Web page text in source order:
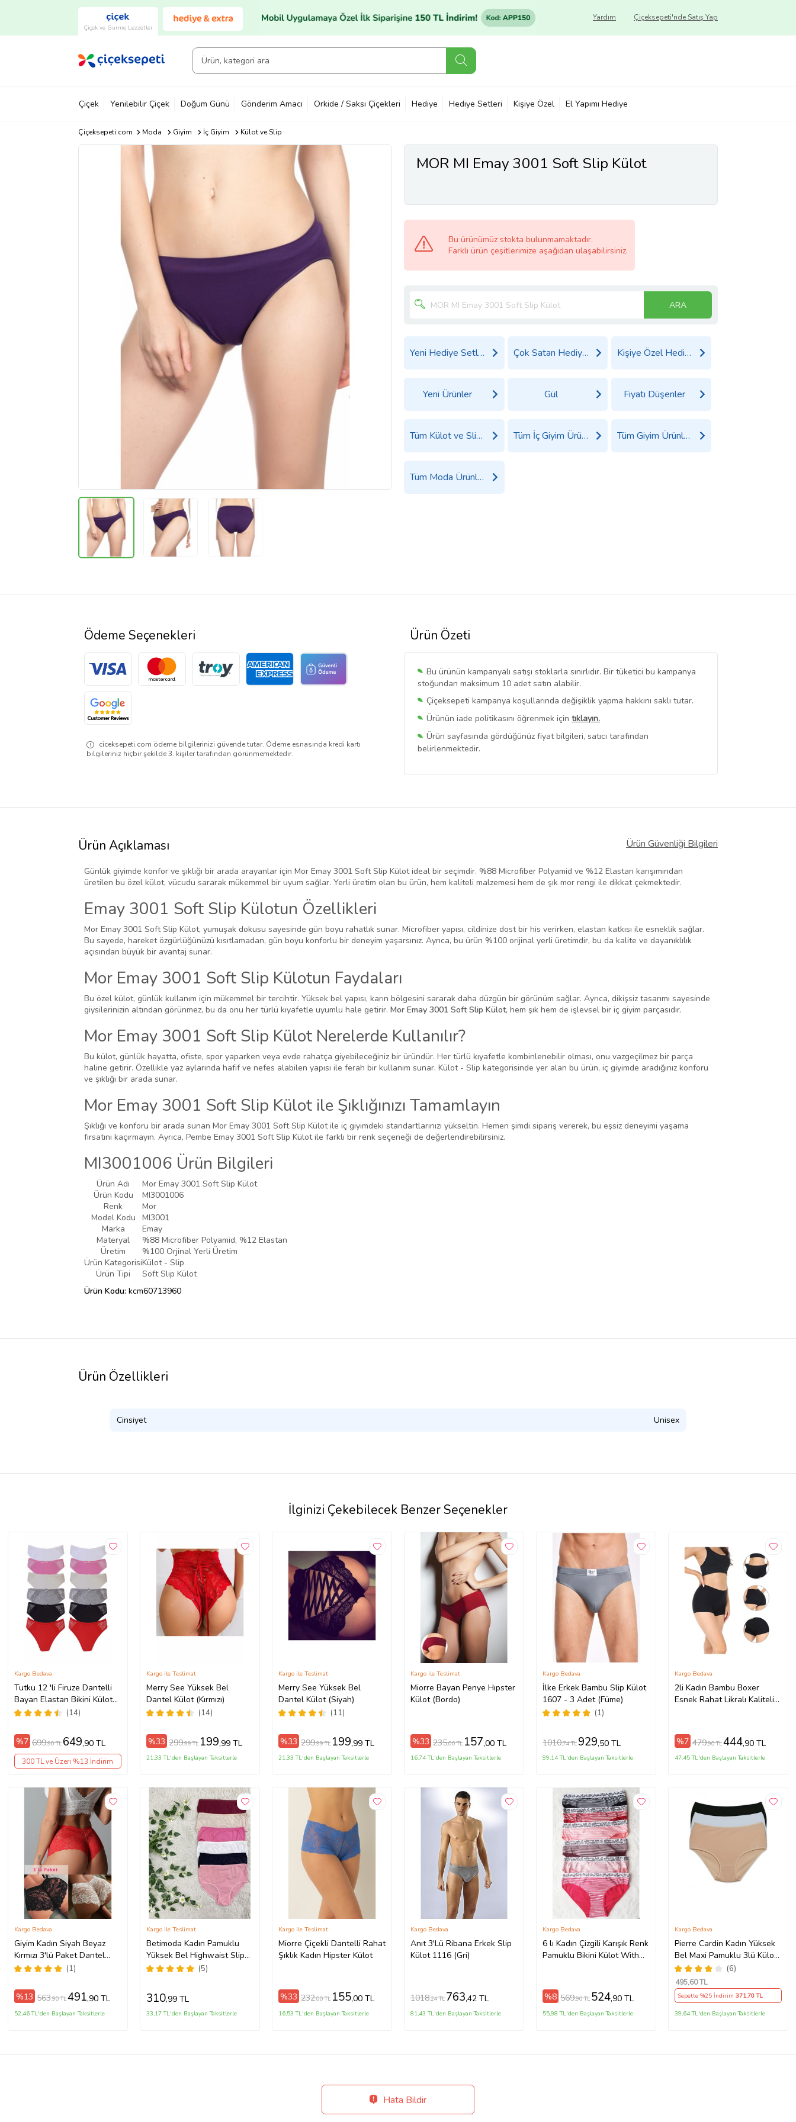
Çiçek ve Gurme Lezzetler
Çiçeksepeti'nde Satış Yap
Yardım
Çiçek Yenilebilir Çiçek Doğum Günü Gönderim Amacı Orkide / Saksı Çiçekleri Hediye Hediye Setleri Kişiye Özel El Yapımı Hediye
Çiçeksepeti.com Moda Giyim İç Giyim Külot ve Slip
MOR MI Emay 3001 Soft Slip Külot
Bu ürünümüz stokta bulunmamaktadır.
Farklı ürün çeşitlerimize aşağıdan ulaşabilirsiniz.
ARA
Yeni Hediye Setleri Çok Satan Hediyeler Kişiye Özel Hediyeler
Yeni Ürünler Gül Fiyatı Düşenler
Tüm Külot ve Slip Ürünleri Tüm İç Giyim Ürünleri Tüm Giyim Ürünleri
Tüm Moda Ürünleri
Ürün Özeti
Bu ürünün kampanyalı satışı stoklarla sınırlıdır. Bir tüketici bu kampanya
stoğundan maksimum 10 adet satın alabilir.
Çiçeksepeti kampanya koşullarında değişiklik yapma hakkını saklı tutar.
Ürünün iade politikasını öğrenmek için tıklayın.
Ürün sayfasında gördüğünüz fiyat bilgileri, satıcı tarafından
belirlenmektedir.
Ödeme Seçenekleri
ciceksepeti.com ödeme bilgilerinizi güvende tutar. Ödeme esnasında kredi kartı
bilgileriniz hiçbir şekilde 3. kişiler tarafından görünmemektedir.
Ürün Açıklaması Ürün Güvenliği Bilgileri
Günlük giyimde konfor ve şıklığı bir arada arayanlar için Mor Emay 3001 Soft Slip Külot ideal bir seçimdir. %88 Microfiber Polyamid ve %12 Elastan karışımından
üretilen bu özel külot, vücudu sararak mükemmel bir uyum sağlar. Yerli üretim olan bu ürün, hem kaliteli malzemesi hem de şık mor rengi ile dikkat çekmektedir.
Emay 3001 Soft Slip Külotun Özellikleri
Mor Emay 3001 Soft Slip Külot, yumuşak dokusu sayesinde gün boyu rahatlık sunar. Microfiber yapısı, cildinize dost bir his verirken, elastan katkısı ile esneklik sağlar.
Bu sayede, hareket özgürlüğünüzü kısıtlamadan, gün boyu konforlu bir deneyim yaşarsınız. Ayrıca, bu ürün %100 orijinal yerli üretimdir, bu da kalite ve dayanıklılık
açısından büyük bir avantaj sunar.
Mor Emay 3001 Soft Slip Külotun Faydaları
Bu özel külot, günlük kullanım için mükemmel bir tercihtir. Yüksek bel yapısı, karın bölgesini sararak daha düzgün bir görünüm sağlar. Ayrıca, dikişsiz tasarımı sayesinde
giysilerinizin altından görünmez, bu da onu her türlü kıyafetle uyumlu hale getirir. Mor Emay 3001 Soft Slip Külot, hem şık hem de işlevsel bir iç giyim parçasıdır.
Mor Emay 3001 Soft Slip Külot Nerelerde Kullanılır?
Bu külot, günlük hayatta, ofiste, spor yaparken veya evde rahatça giyebileceğiniz bir üründür. Her türlü kıyafetle kombinlenebilir olması, onu vazgeçilmez bir parça
haline getirir. Özellikle yaz aylarında hafif ve nefes alabilen yapısı ile ferah bir kullanım sunar. Külot - Slip kategorisinde yer alan bu ürün, iç giyimde aradığınız konforu
ve şıklığı bir arada sunar.
Mor Emay 3001 Soft Slip Külot ile Şıklığınızı Tamamlayın
Şıklığı ve konforu bir arada sunan Mor Emay 3001 Soft Slip Külot ile iç giyimdeki standartlarınızı yükseltin. Hemen şimdi sipariş vererek, bu eşsiz deneyimi yaşama
fırsatını kaçırmayın. Ayrıca, Pembe Emay 3001 Soft Slip Külot ile farklı bir renk seçeneği de değerlendirebilirsiniz.
MI3001006 Ürün Bilgileri
Ürün Adı
Mor Emay 3001 Soft Slip Külot
Ürün Kodu
MI3001006
Renk
Mor
Model Kodu
MI3001
Marka
Emay
Materyal
%88 Microfiber Polyamid, %12 Elastan
Üretim
%100 Orjinal Yerli Üretim
Ürün KategorisiKülot - Slip
Ürün Tipi
Soft Slip Külot
Ürün Kodu: kcm60713960
Ürün Özellikleri
Cinsiyet Unisex
İlginizi Çekebilecek Benzer Seçenekler
Tutku 12 'li Firuze Dantelli
Bayan Elastan Bikini Külot
Kombin (Çok Renkli)
(14)
Kargo Bedava
%7 699,90 TL 649,90 TL
300 TL ve Üzeri %13 İndirim
Merry See Yüksek Bel
Dantel Külot (Kırmızı)
(14)
Kargo ile Teslimat
%33 299,99 TL 199,99 TL
21,33 TL'den Başlayan Taksitlerle
Merry See Yüksek Bel
Dantel Külot (Siyah)
(11)
Kargo ile Teslimat
%33 299,99 TL 199,99 TL
21,33 TL'den Başlayan Taksitlerle
Miorre Bayan Penye Hıpster
Külot (Bordo)
Kargo ile Teslimat
%33 235,00 TL 157,00 TL
16,74 TL'den Başlayan Taksitlerle
İlke Erkek Bambu Slip Külot
1607 - 3 Adet (Füme)
(1)
Kargo Bedava
1010,74 TL 929,50 TL
99,14 TL'den Başlayan Taksitlerle
2li Kadın Bambu Boxer
Esnek Rahat Likralı Kaliteli
Kargo Bedava
%7 479,90 TL444,90 TL
47,45 TL'den Başlayan Taksitlerle
Giyim Kadın Siyah Beyaz
Kırmızı 3'lü Paket Dantel
Tanga Şort Külot
(1)
Kargo Bedava
%13 563,90 TL491,90 TL
52,46 TL'den Başlayan Taksitlerle
Betimoda Kadın Pamuklu
Yüksek Bel Highwaist Slip
Büyük Beden Külot 6 Adet
(5)
Kargo ile Teslimat
310,99 TL
33,17 TL'den Başlayan Taksitlerle
Miorre Çiçekli Dantelli Rahat
Şıklık Kadın Hipster Külot
Kargo ile Teslimat
%33 232,00 TL 155,00 TL
16,53 TL'den Başlayan Taksitlerle
Anıt 3'Lü Ribana Erkek Slip
Külot 1116 (Gri)
Kargo Bedava
1018,24 TL 763,42 TL
81,43 TL'den Başlayan Taksitlerle
6 lı Kadın Çizgili Karışık Renk
Pamuklu Bikini Külot With
Kargo Bedava
%8 569,90 TL 524,90 TL
55,98 TL'den Başlayan Taksitlerle
Pierre Cardin Kadın Yüksek
Bel Maxi Pamuklu 3lü Külot
(Çok Renkli)
(6)
Kargo Bedava
495,60 TL
Sepette %25 İndirim371,70 TL
39,64 TL'den Başlayan Taksitlerle
Hata Bildir